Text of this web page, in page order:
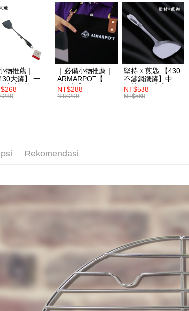
物推薦｜
大鏟】 一體
中空斷熱
｜必備小物推薦｜
ARMARPOT【質
感圍裙】厚實帆布
設計 防潑水 耐髒
NT$288
NT$299
堅持 × 煎匙 【430
不鏽鋼鐵鏟】中空
斷熱・一體成形
NT$538
NT$568
Rekomendasi